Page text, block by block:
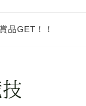
品GET！！